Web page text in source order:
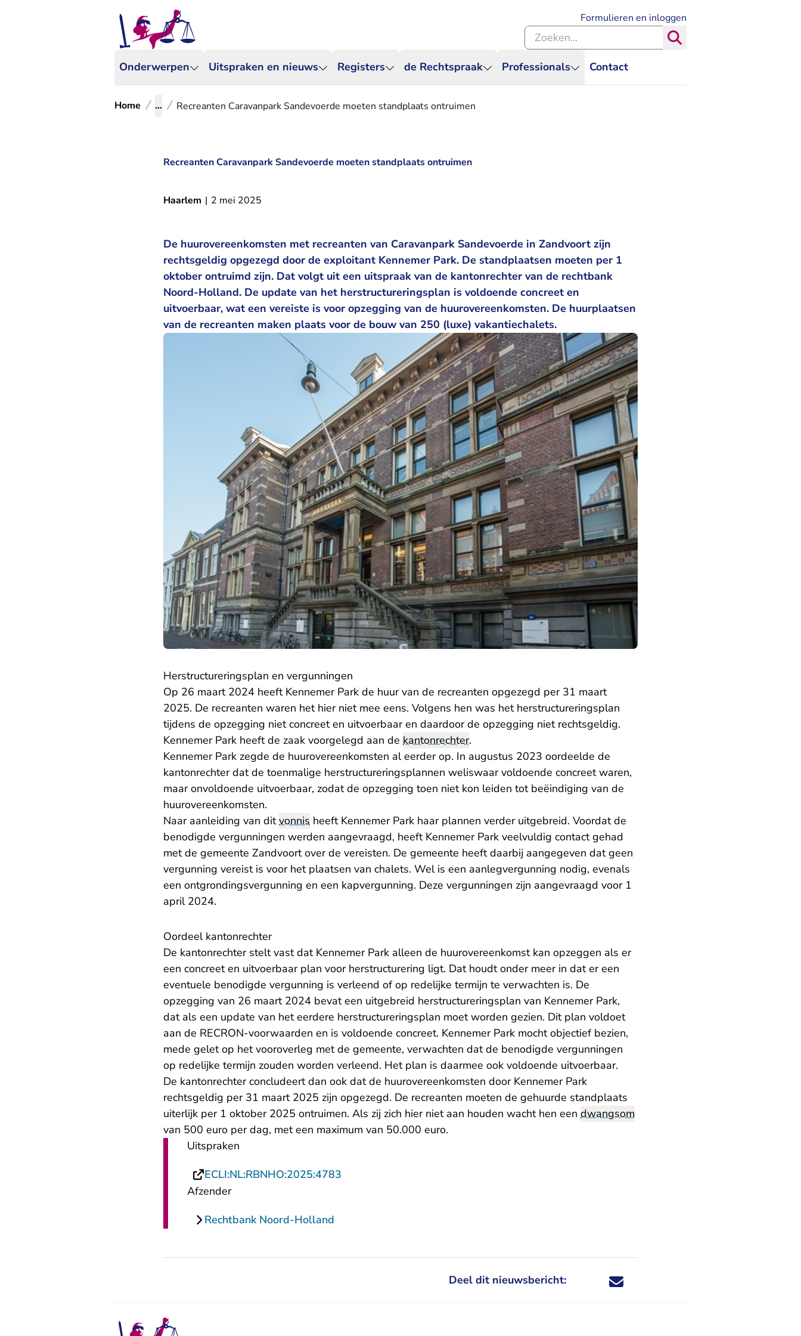
Onderwerpen Uitspraken en nieuws Registers de Rechtspraak Professionals Contact
Formulieren en inloggen
Zoeken binnen de Rechtspraak
Home ... Recreanten Caravanpark Sandevoerde moeten standplaats ontruimen
Recreanten Caravanpark Sandevoerde moeten standplaats ontruimen
Haarlem | 2 mei 2025
De huurovereenkomsten met recreanten van Caravanpark Sandevoerde in Zandvoort zijn
rechtsgeldig opgezegd door de exploitant Kennemer Park. De standplaatsen moeten per 1
oktober ontruimd zijn. Dat volgt uit een uitspraak van de kantonrechter van de rechtbank
Noord-Holland. De update van het herstructureringsplan is voldoende concreet en
uitvoerbaar, wat een vereiste is voor opzegging van de huurovereenkomsten. De huurplaatsen
van de recreanten maken plaats voor de bouw van 250 (luxe) vakantiechalets.
Herstructureringsplan en vergunningen
Op 26 maart 2024 heeft Kennemer Park de huur van de recreanten opgezegd per 31 maart
2025. De recreanten waren het hier niet mee eens. Volgens hen was het herstructureringsplan
tijdens de opzegging niet concreet en uitvoerbaar en daardoor de opzegging niet rechtsgeldig.
Kennemer Park heeft de zaak voorgelegd aan de kantonrechter.
Kennemer Park zegde de huurovereenkomsten al eerder op. In augustus 2023 oordeelde de
kantonrechter dat de toenmalige herstructureringsplannen weliswaar voldoende concreet waren,
maar onvoldoende uitvoerbaar, zodat de opzegging toen niet kon leiden tot beëindiging van de
huurovereenkomsten.
Naar aanleiding van ditvonnis heeft Kennemer Park haar plannen verder uitgebreid. Voordat de
benodigde vergunningen werden aangevraagd, heeft Kennemer Park veelvuldig contact gehad
met de gemeente Zandvoort over de vereisten. De gemeente heeft daarbij aangegeven dat geen
vergunning vereist is voor het plaatsen van chalets. Wel is een aanlegvergunning nodig, evenals
een ontgrondingsvergunning en een kapvergunning. Deze vergunningen zijn aangevraagd voor 1
april 2024.
Oordeel kantonrechter
De kantonrechter stelt vast dat Kennemer Park alleen de huurovereenkomst kan opzeggen als er
een concreet en uitvoerbaar plan voor herstructurering ligt. Dat houdt onder meer in dat er een
eventuele benodigde vergunning is verleend of op redelijke termijn te verwachten is. De
opzegging van 26 maart 2024 bevat een uitgebreid herstructureringsplan van Kennemer Park,
dat als een update van het eerdere herstructureringsplan moet worden gezien. Dit plan voldoet
aan de RECRON-voorwaarden en is voldoende concreet. Kennemer Park mocht objectief bezien,
mede gelet op het vooroverleg met de gemeente, verwachten dat de benodigde vergunningen
op redelijke termijn zouden worden verleend. Het plan is daarmee ook voldoende uitvoerbaar.
De kantonrechter concludeert dan ook dat de huurovereenkomsten door Kennemer Park
rechtsgeldig per 31 maart 2025 zijn opgezegd. De recreanten moeten de gehuurde standplaats
uiterlijk per 1 oktober 2025 ontruimen. Als zij zich hier niet aan houden wacht hen een dwangsom
van 500 euro per dag, met een maximum van 50.000 euro.
Uitspraken
ECLI:NL:RBNHO:2025:4783
Afzender
Rechtbank Noord-Holland
Deel dit nieuwsbericht: Deel dit nieuwsbericht via X - U verlaat
Deel dit nieuwsbericht via Facebook - U
Deel dit nieuwsbericht via e-mail
Deel dit nieuwsbericht via LinkedIn - U